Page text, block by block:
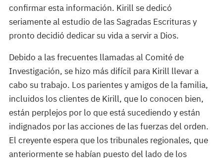
confirmar esta información. Kirill se dedicó
seriamente al estudio de las Sagradas Escrituras y
pronto decidió dedicar su vida a servir a Dios.
Debido a las frecuentes llamadas al Comité de
Investigación, se hizo más difícil para Kirill llevar a
cabo su trabajo. Los parientes y amigos de la familia,
incluidos los clientes de Kirill, que lo conocen bien,
están perplejos por lo que está sucediendo y están
indignados por las acciones de las fuerzas del orden.
El creyente espera que los tribunales regionales, que
anteriormente se habían puesto del lado de los